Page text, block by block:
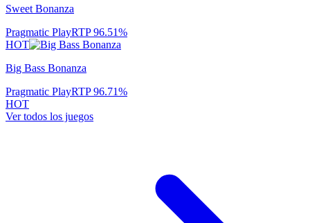
Sweet Bonanza
Pragmatic PlayRTP96.51%
HOT
Big Bass Bonanza
Pragmatic PlayRTP96.71%
HOT
Ver todos los juegos